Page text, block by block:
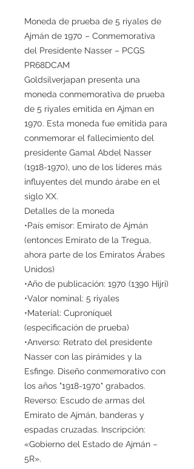
Moneda de prueba de 5 riyales de
Ajmán de 1970 – Conmemorativa
del Presidente Nasser – PCGS
PR68DCAM
Goldsilverjapan presenta una
moneda conmemorativa de prueba
de 5 riyales emitida en Ajman en
1970. Esta moneda fue emitida para
conmemorar el fallecimiento del
presidente Gamal Abdel Nasser
(1918-1970), uno de los líderes más
influyentes del mundo árabe en el
siglo XX.
Detalles de la moneda
•País emisor: Emirato de Ajmán
(entonces Emirato de la Tregua,
ahora parte de los Emiratos Árabes
Unidos)
•Año de publicación: 1970 (1390 Hijri)
•Valor nominal: 5 riyales
•Material: Cuproníquel
(especificación de prueba)
•Anverso: Retrato del presidente
Nasser con las pirámides y la
Esfinge. Diseño conmemorativo con
los años "1918-1970" grabados.
Reverso: Escudo de armas del
Emirato de Ajmán, banderas y
espadas cruzadas. Inscripción:
«Gobierno del Estado de Ajmán –
5R».